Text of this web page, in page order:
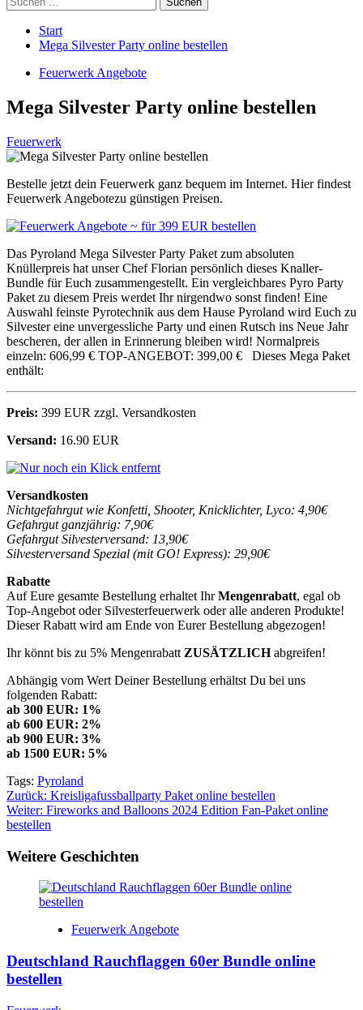
nach:
Start
Mega Silvester Party online bestellen
Feuerwerk Angebote
Mega Silvester Party online bestellen
Feuerwerk
Bestelle jetzt dein Feuerwerk ganz bequem im Internet. Hier findest
Feuerwerk Angebotezu günstigen Preisen.
Das Pyroland Mega Silvester Party Paket zum absoluten
Knüllerpreis hat unser Chef Florian persönlich dieses Knaller-
Bundle für Euch zusammengestellt. Ein vergleichbares Pyro Party
Paket zu diesem Preis werdet Ihr nirgendwo sonst finden! Eine
Auswahl feinste Pyrotechnik aus dem Hause Pyroland wird Euch zu
Silvester eine unvergessliche Party und einen Rutsch ins Neue Jahr
bescheren, der allen in Erinnerung bleiben wird! Normalpreis
einzeln: 606,99 € TOP-ANGEBOT: 399,00 € Dieses Mega Paket
enthält:
Preis: 399 EUR zzgl. Versandkosten
Versand: 16.90 EUR
Versandkosten
Nichtgefahrgut wie Konfetti, Shooter, Knicklichter, Lyco: 4,90€
Gefahrgut ganzjährig: 7,90€
Gefahrgut Silvesterversand: 13,90€
Silvesterversand Spezial (mit GO! Express): 29,90€
Rabatte
Auf Eure gesamte Bestellung erhaltet IhrMengenrabatt, egal ob
Top-Angebot oder Silvesterfeuerwerk oder alle anderen Produkte!
Dieser Rabatt wird am Ende von Eurer Bestellung abgezogen!
Ihr könnt bis zu 5% Mengenrabatt ZUSÄTZLICHabgreifen!
Abhängig vom Wert Deiner Bestellung erhältst Du bei uns
folgenden Rabatt:
ab 300 EUR: 1%
ab 600 EUR: 2%
ab 900 EUR: 3%
ab 1500 EUR: 5%
Tags: Pyroland
Beitragsnavigation
Zurück: Kreisligafussballparty Paket online bestellen
Weiter: Fireworks and Balloons 2024 Edition Fan-Paket online
bestellen
Weitere Geschichten
Feuerwerk Angebote
Deutschland Rauchflaggen 60er Bundle online
bestellen